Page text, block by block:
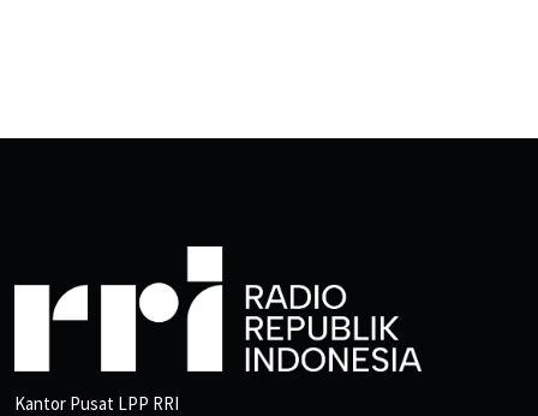
Kantor Pusat LPP RRI